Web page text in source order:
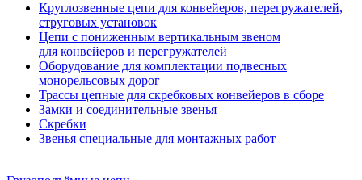
Круглозвенные цепи для конвейеров, перегружателей,
струговых установок
Цепи с пониженным вертикальным звеном
для конвейеров и перегружателей
Оборудование для комплектации подвесных
монорельсовых дорог
Трассы цепные для скребковых конвейеров в сборе
Замки и соединительные звенья
Скребки
Звенья специальные для монтажных работ